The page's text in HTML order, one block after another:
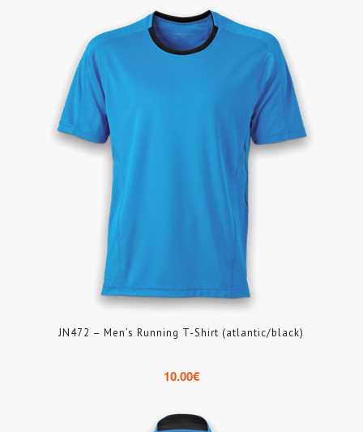
JN472 – Men’s Running T-Shirt (atlantic/black)
10.00€